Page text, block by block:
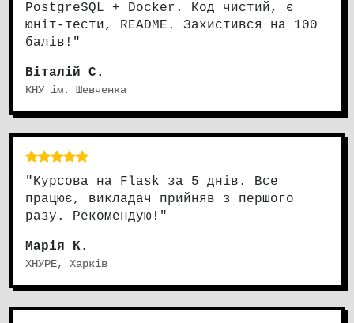
PostgreSQL + Docker. Код чистий, є
юніт-тести, README. Захистився на 100
балів!"
Віталій С.
КНУ ім. Шевченка
"Курсова на Flask за 5 днів. Все
працює, викладач прийняв з першого
разу. Рекомендую!"
Марія К.
ХНУРЕ, Харків